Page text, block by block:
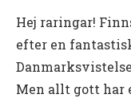
Hej raringar!
efter en
Men allt gott har